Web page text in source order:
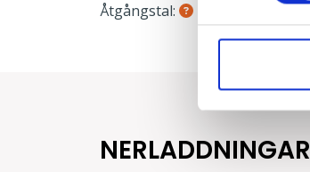
Åtgångstal:
NERLADDNINGAR